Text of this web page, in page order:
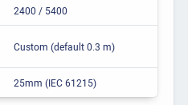
2400 / 5400
Custom (default 0.3 m)
25mm (IEC 61215)